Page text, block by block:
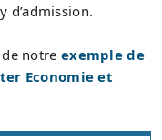
d’admission.
notre exemple de
Economie et